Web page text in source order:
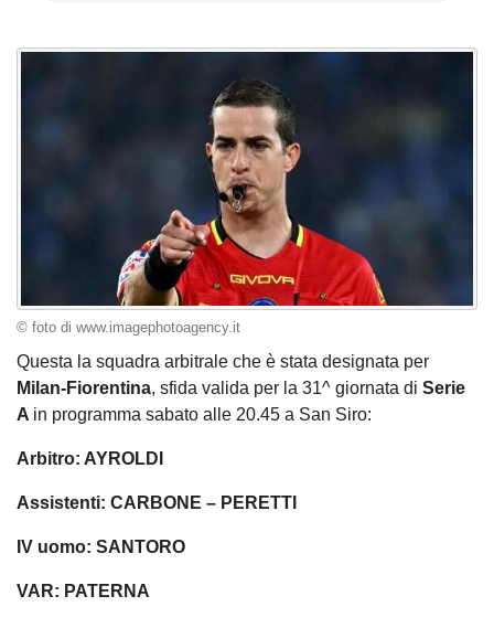
© foto di www.imagephotoagency.it
Questa la squadra arbitrale che è stata designata per
Milan-Fiorentina, sfida valida per la 31^ giornata di Serie
A in programma sabato alle 20.45 a San Siro:
Arbitro: AYROLDI
Assistenti: CARBONE – PERETTI
IV uomo: SANTORO
VAR: PATERNA